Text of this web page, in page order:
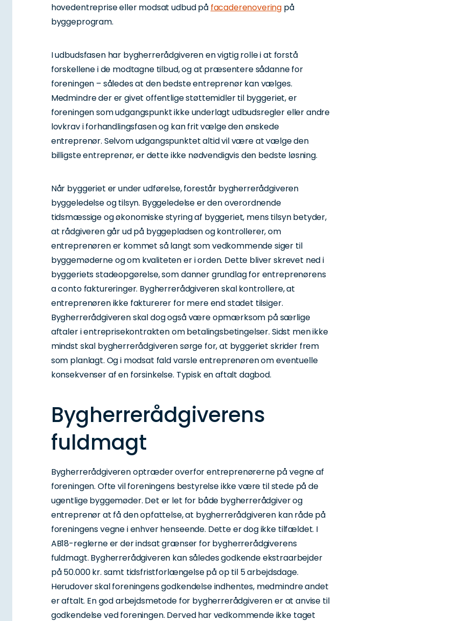
hovedentreprise eller modsat udbud på facaderenovering på
byggeprogram.
I udbudsfasen har bygherrerådgiveren en vigtig rolle i at forstå
forskellene i de modtagne tilbud, og at præsentere sådanne for
foreningen – således at den bedste entreprenør kan vælges.
Medmindre der er givet offentlige støttemidler til byggeriet, er
foreningen som udgangspunkt ikke underlagt udbudsregler eller andre
lovkrav i forhandlingsfasen og kan frit vælge den ønskede
entreprenør. Selvom udgangspunktet altid vil være at vælge den
billigste entreprenør, er dette ikke nødvendigvis den bedste løsning.
Når byggeriet er under udførelse, forestår bygherrerådgiveren
byggeledelse og tilsyn. Byggeledelse er den overordnende
tidsmæssige og økonomiske styring af byggeriet, mens tilsyn betyder,
at rådgiveren går ud på byggepladsen og kontrollerer, om
entreprenøren er kommet så langt som vedkommende siger til
byggemøderne og om kvaliteten er i orden. Dette bliver skrevet ned i
byggeriets stadeopgørelse, som danner grundlag for entreprenørens
a conto faktureringer. Bygherrerådgiveren skal kontrollere, at
entreprenøren ikke fakturerer for mere end stadet tilsiger.
Bygherrerådgiveren skal dog også være opmærksom på særlige
aftaler i entreprisekontrakten om betalingsbetingelser. Sidst men ikke
mindst skal bygherrerådgiveren sørge for, at byggeriet skrider frem
som planlagt. Og i modsat fald varsle entreprenøren om eventuelle
konsekvenser af en forsinkelse. Typisk en aftalt dagbod.
Bygherrerådgiverens
fuldmagt
Bygherrerådgiveren optræder overfor entreprenørerne på vegne af
foreningen. Ofte vil foreningens bestyrelse ikke være til stede på de
ugentlige byggemøder. Det er let for både bygherrerådgiver og
entreprenør at få den opfattelse, at bygherrerådgiveren kan råde på
foreningens vegne i enhver henseende. Dette er dog ikke tilfældet. I
AB18-reglerne er der indsat grænser for bygherrerådgiverens
fuldmagt. Bygherrerådgiveren kan således godkende ekstraarbejder
på 50.000 kr. samt tidsfristforlængelse på op til 5 arbejdsdage.
Herudover skal foreningens godkendelse indhentes, medmindre andet
er aftalt. En god arbejdsmetode for bygherrerådgiveren er at anvise til
godkendelse ved foreningen. Derved har vedkommende ikke taget